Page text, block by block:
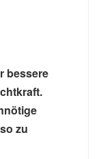
bessere
zu